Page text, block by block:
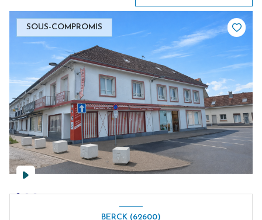
SOUS-COMPROMIS
BERCK (62600)